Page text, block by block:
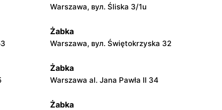
Warszawa, вул. Śliska 3/1u
Żabka
Warszawa, вул. Świętokrzyska 32
Żabka
Warszawa al. Jana Pawła II 34
Żabka